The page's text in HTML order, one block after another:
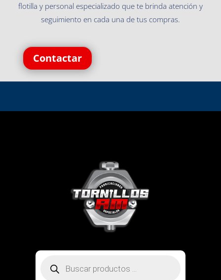
flotilla y personal especializado que te brinda atención y
seguimiento en cada una de tus compras.
Contactar
productos